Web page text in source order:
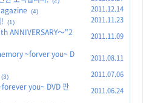
(4) 2011.12.14
(1) 2011.11.23
ANNIVERSARY～"2
2011.11.09
~forver you~ D
2011.08.11
(3) 2011.07.06
you~ DVD 판
2011.06.24